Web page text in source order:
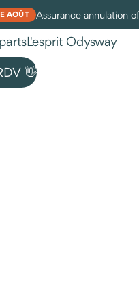
AOÛT Assurance annulation
L'esprit Odysway
👋